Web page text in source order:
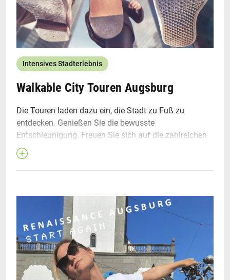
Intensives Stadterlebnis
Walkable City Touren Augsburg
Die Touren laden dazu ein, die Stadt zu Fuß zu
entdecken. Genießen Sie die bewusste
Entschleunigung. Freuen Sie sich auf die zahlreichen
Sehenswürdigkeiten, die schönen Plätze, auf
Wasserläufe und wunderbare grüne Oasen. Die Regio
Augsburg Tourismus stellt in Kooperation mit dem
Walkable City Tourenvorschlägevor, die bequem zu
Fuß, mit dem ÖPNV oder mit dem Rad durchführbar
sind. Die neue Tour: Walkable City –
Die Fugger in
Augsburg
Infos bei lifeguide-augsburg.de
Website